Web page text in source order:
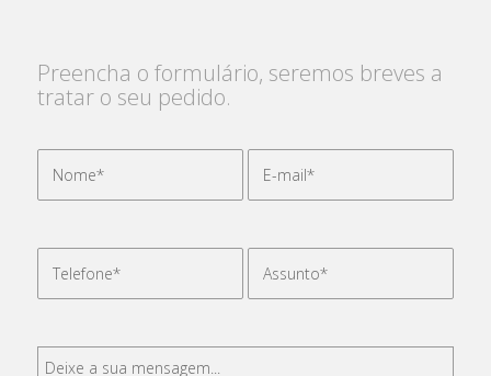
Preencha o formulário, seremos breves a
tratar o seu pedido.